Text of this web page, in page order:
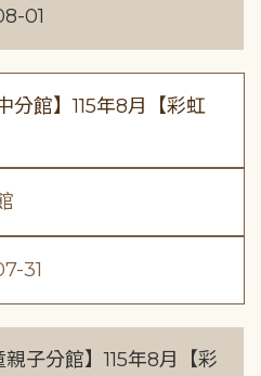
01
分館】115年8月【彩虹
31
親子分館】115年8月【彩